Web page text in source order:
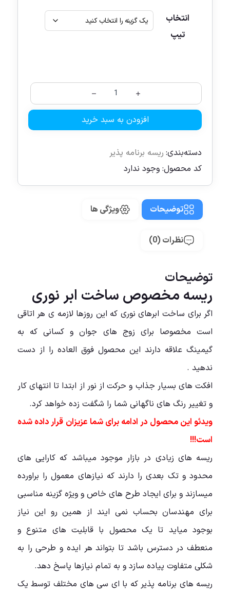
انتخاب
تیپ
افزودن به سبد خرید
دسته‌بندی: ریسه برنامه پذیر
کد محصول: وجود ندارد
توضیحات ویژگی ها
نظرات (0)
توضیحات
ریسه مخصوص ساخت ابر نوری
اگر برای ساخت ابرهای نوری که این روزها لازمه ی هر اتاقی
است مخصوصا برای زوج های جوان و کسانی که به
گیمینگ علاقه دارند این محصول فوق العاده را از دست
ندهید .
افکت های بسیار جذاب و حرکت از نور از ابتدا تا انتهای کار
و تغییر رنگ های ناگهانی شما را شگفت زده خواهد کرد.
ویدئو این محصول در ادامه برای شما عزیزان قرار داده شده
است!!!
ریسه های زیادی در بازار موجود میباشد که کارایی های
محدود و تک بعدی را دارند که نیازهای معمول را براورده
میسازند و برای ایجاد طرح های خاص و ویژه گزینه مناسبی
برای مهندسان بحساب نمی ایند از همین رو این نیاز
بوجود میاید تا یک محصول با قابلیت های متنوع و
منعطف در دسترس باشد تا بتواند هر ایده و طرحی را به
شکلی متفاوت پیاده سازد و به تمام نیازها پاسخ دهد.
ریسه های برنامه پذیر که با ای سی های مختلف توسط یک